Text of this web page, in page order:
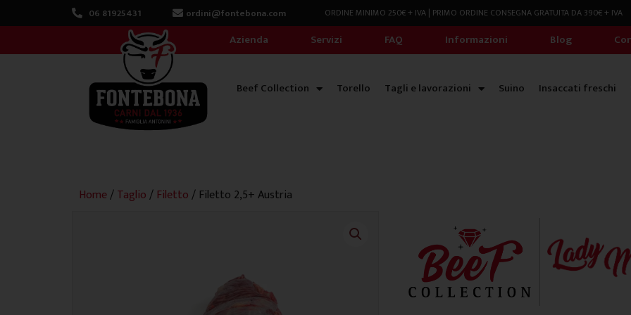
al
06 81925431 ordini@fontebona.com ORDINE MINIMO 250€ + IVA | PRIMO ORDINE CONSEGNA GRATUITA DA 390€ + IVA
Azienda
Servizi FAQ Informazioni Blog
Beef Collection Torello Tagli e lavorazioni Suino Insaccati freschi
Home/Taglio/ Filetto/ Filetto 2,5+ Austria